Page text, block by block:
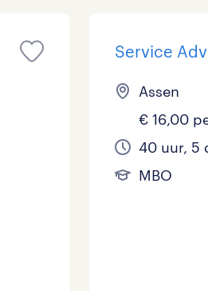
Supply
Zorg /
Service
Assen
€ 16,00
40 uur, 5
MBO